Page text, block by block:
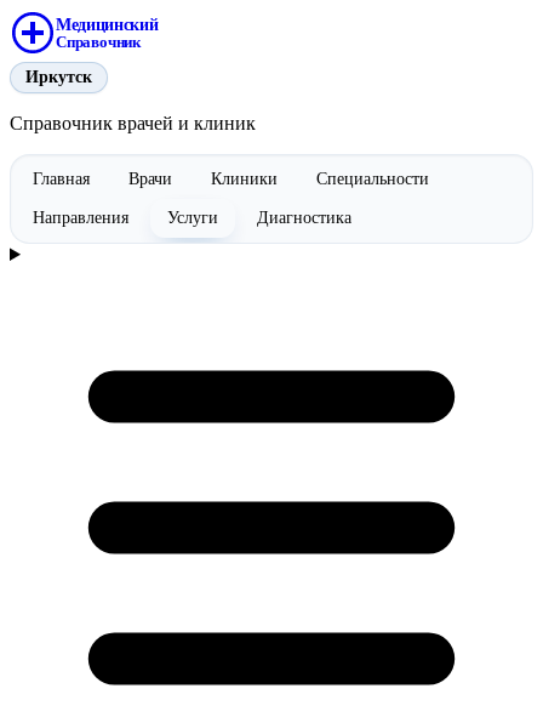
Медицинский
Справочник
Иркутск
Справочник врачей и клиник
Главная Врачи Клиники Специальности
Направления Услуги Диагностика